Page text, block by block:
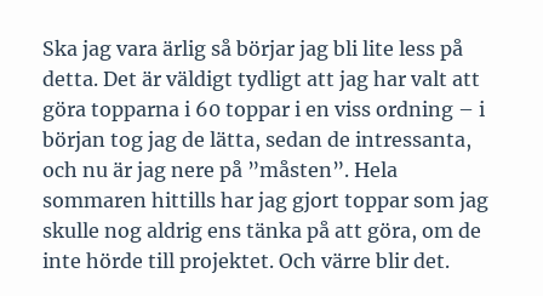
Ska jag vara ärlig så börjar jag bli lite less på
detta. Det är väldigt tydligt att jag har valt att
göra topparna i 60 toppar i en viss ordning – i
början tog jag de lätta, sedan de intressanta,
och nu är jag nere på ”måsten”. Hela
sommaren hittills har jag gjort toppar som jag
skulle nog aldrig ens tänka på att göra, om de
inte hörde till projektet. Och värre blir det.